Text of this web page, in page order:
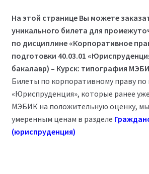
составляла
3,000₽.
2,500₽.
На этой странице Вы можете
уникального билета для
по дисциплине «Корпоративное
подготовки 40.03.01
бакалавр) – Курск: типография
Билеты по корпоративному праву
«Юриспруденция», которые ранее
МЭБИК на положительную оценку, мы
умеренным ценам в разделе
(юриспруденция)